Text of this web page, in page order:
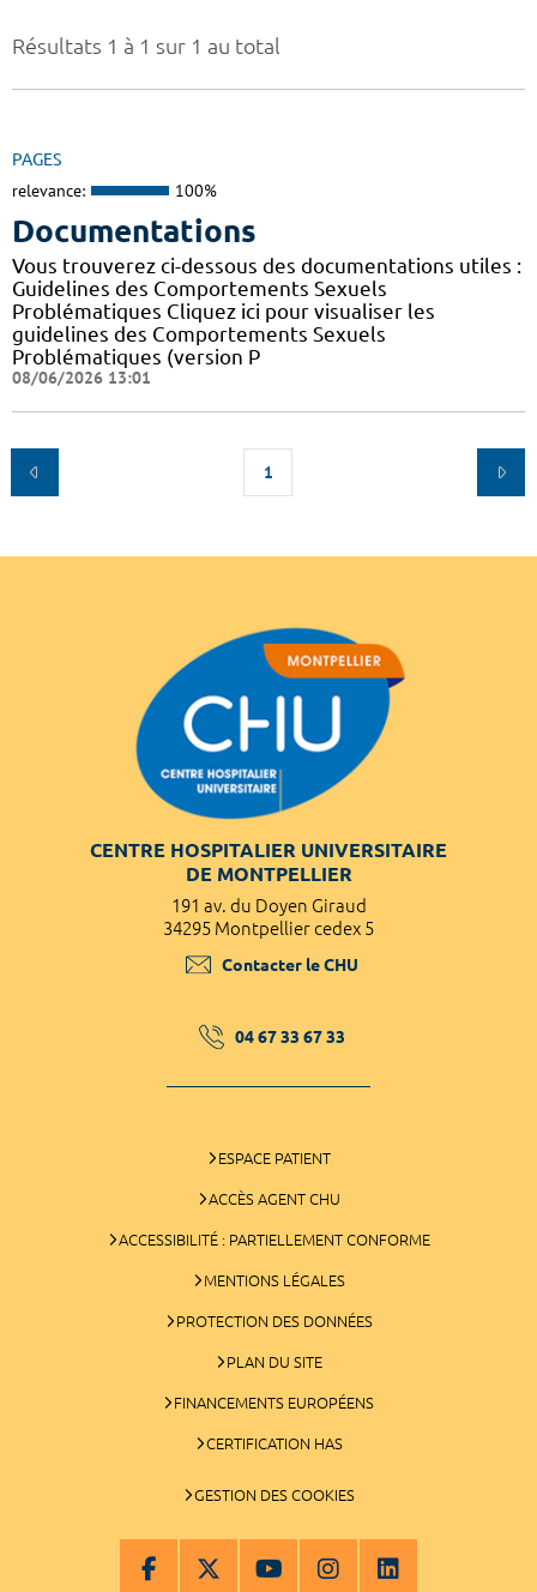
Résultats 1 à 1 sur 1 au total
PAGES
relevance: 100%
Documentations
Vous trouverez ci-dessous des documentations utiles :
Guidelines des Comportements Sexuels
Problématiques Cliquez ici pour visualiser les
guidelines des Comportements Sexuels
Problématiques (version P
08/06/2026 13:01
1
CENTRE HOSPITALIER UNIVERSITAIRE
DE MONTPELLIER
191 av. du Doyen Giraud
34295 Montpellier cedex 5
Contacter le CHU
04 67 33 67 33
ESPACE PATIENT
ACCÈS AGENT CHU
ACCESSIBILITÉ : PARTIELLEMENT CONFORME
MENTIONS LÉGALES
PROTECTION DES DONNÉES
PLAN DU SITE
FINANCEMENTS EUROPÉENS
CERTIFICATION HAS
GESTION DES COOKIES